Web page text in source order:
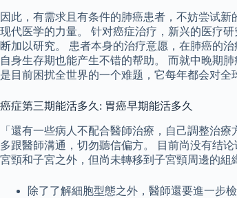
因此，有需求且有条件的肺癌患者，不妨尝试
现代医学的力量。 针对癌症治疗，新兴的医疗
断加以研究。 患者本身的治疗意愿，在肺癌的
自身生存期也能产生不错的帮助。 而就中晚期
是目前困扰全世界的一个难题，它每年都会对全
癌症第三期能活多久: 胃癌早期能活多久
「還有一些病人不配合醫師治療，自己調整治
多跟醫師溝通，切勿聽信偏方。 目前尚没有结
宮頸和子宮之外，但尚未轉移到子宮頸周邊的組
除了了解細胞型態之外，醫師還要進一步